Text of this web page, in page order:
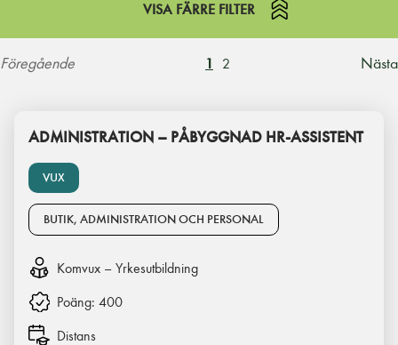
VISA FÄRRE FILTER
Föregående 1 2 Nästa
VUX
ADMINISTRATION – PÅBYGGNAD HR-ASSISTENT
BUTIK, ADMINISTRATION OCH PERSONAL
Komvux – Yrkesutbildning
Poäng: 400
Distans